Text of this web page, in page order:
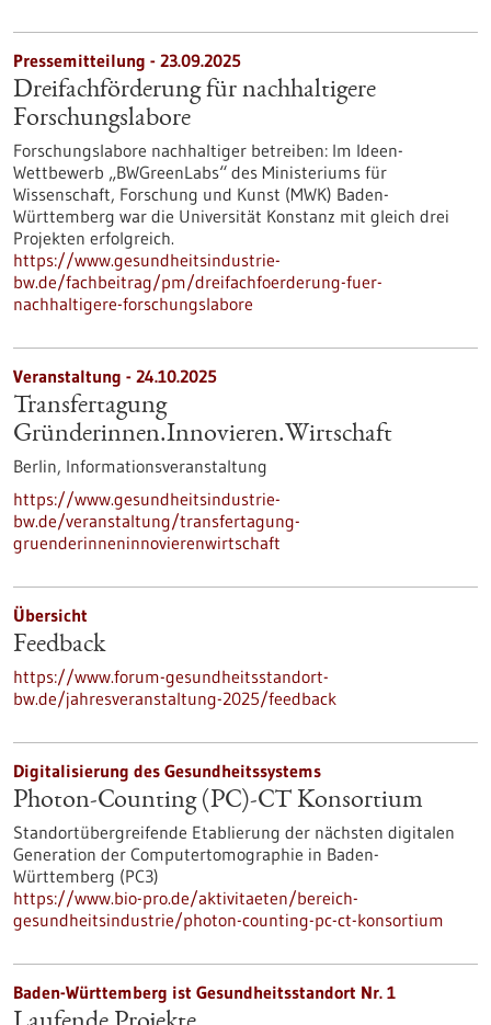
Pressemitteilung - 23.09.2025
Dreifachförderung für nachhaltigere
Forschungslabore
Forschungslabore nachhaltiger betreiben: Im Ideen-
Wettbewerb „BWGreenLabs“ des Ministeriums für
Wissenschaft, Forschung und Kunst (MWK) Baden-
Württemberg war die Universität Konstanz mit gleich drei
Projekten erfolgreich.
https://www.gesundheitsindustrie-
bw.de/fachbeitrag/pm/dreifachfoerderung-fuer-
nachhaltigere-forschungslabore
Veranstaltung - 24.10.2025
Transfertagung
Gründerinnen.Innovieren.Wirtschaft
Berlin, Informationsveranstaltung
https://www.gesundheitsindustrie-
bw.de/veranstaltung/transfertagung-
gruenderinneninnovierenwirtschaft
Übersicht
Feedback
https://www.forum-gesundheitsstandort-
bw.de/jahresveranstaltung-2025/feedback
Digitalisierung des Gesundheitssystems
Photon-Counting (PC)-CT Konsortium
Standortübergreifende Etablierung der nächsten digitalen
Generation der Computertomographie in Baden-
Württemberg (PC3)
https://www.bio-pro.de/aktivitaeten/bereich-
gesundheitsindustrie/photon-counting-pc-ct-konsortium
Baden-Württemberg ist Gesundheitsstandort Nr. 1